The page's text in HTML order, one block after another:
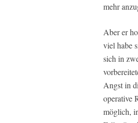
mehr
Aber er
viel habe
sich in
Angst in
operative
möglich,